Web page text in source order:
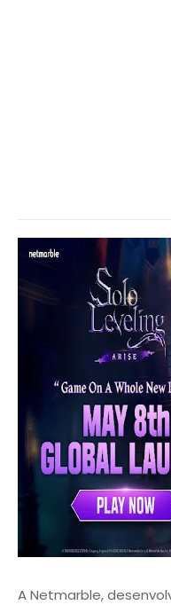
A Netmarble,